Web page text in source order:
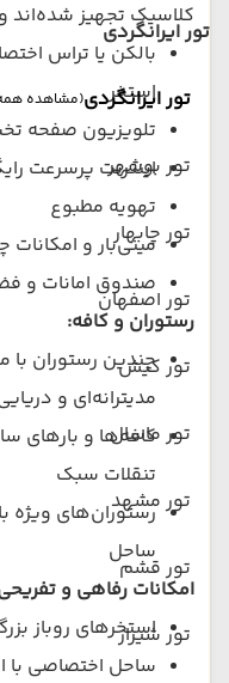
تور ایرانگردی
تور ایرانگردی(مشاهده
تور بوشهر
تور چابهار
تور اصفهان
تور کیش
تور ماسال
تور مشهد
تور قشم
تور شیراز
کلاسیک تجهیز شده‌اند
بالکن یا تراس
استخر
تلویزیون صفحه
اینترنت پرسرعت
تهویه مطبوع
مینی‌بار و
صندوق امانات و
رستوران و کافه:
چندین رستوران با
مدیترانه‌ای و
کافه‌ها و بارهای
تنقلات سبک
رستوران‌های ویژه
ساحل
امکانات رفاهی و
استخرهای روباز
ساحل اختصاصی با